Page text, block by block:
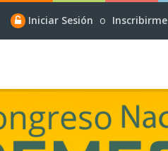
Iniciar Sesión o Inscribirme